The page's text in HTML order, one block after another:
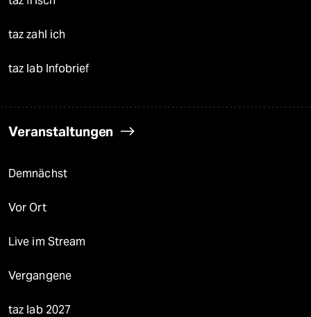
taz zahl ich
taz lab Infobrief
Veranstaltungen
Demnächst
Vor Ort
Live im Stream
Vergangene
taz lab 2027